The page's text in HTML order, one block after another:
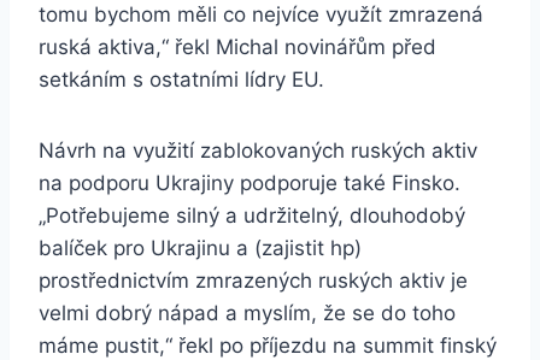
tomu bychom měli co nejvíce využít zmrazená
ruská aktiva,“ řekl Michal novinářům před
setkáním s ostatními lídry EU.
Návrh na využití zablokovaných ruských aktiv
na podporu Ukrajiny podporuje také Finsko.
„Potřebujeme silný a udržitelný, dlouhodobý
balíček pro Ukrajinu a (zajistit hp)
prostřednictvím zmrazených ruských aktiv je
velmi dobrý nápad a myslím, že se do toho
máme pustit,“ řekl po příjezdu na summit finský